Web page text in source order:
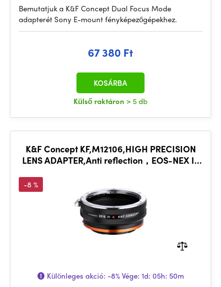
Bemutatjuk a K&F Concept Dual Focus Mode
adapterét Sony E-mount fényképezőgépekhez.
67 380 Ft
Külső raktáron > 5 db
KOSÁRBA
K&F Concept KF,M12106,HIGH PRECISION
LENS ADAPTER,Anti reflection，EOS-NEX IV
-8 %
Különleges akció: -8%Vége: 1d: 05h: 50m